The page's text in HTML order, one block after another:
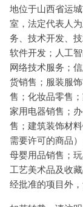
地位于山西省运
室，法定代表人
务、技术开发、
软件开发；人工
网络技术服务；
货销售；服装服
售；化妆品零售
家用电器销售；
售；建筑装饰材
需要许可的商品
母婴用品销售；
工艺美术品及收
经批准的项目外